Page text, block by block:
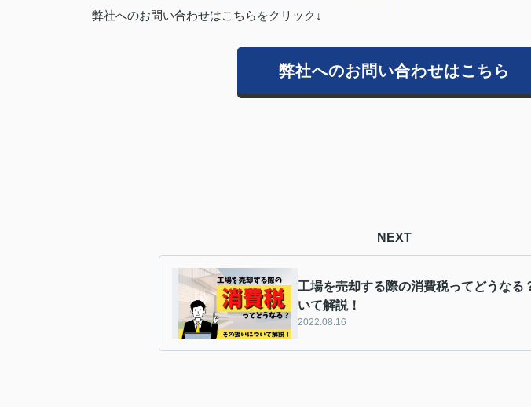
弊社へのお問い合わせはこちらをクリック↓
弊社へのお問い合わせはこちら
NEXT
工場を売却する際の消費税ってどうなる
いて解説！
2022.08.16